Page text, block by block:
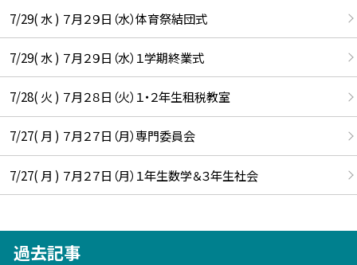
7/29( 水 ) ７月２９日（水）体育祭結団式
7/29( 水 ) ７月２９日（水）１学期終業式
7/28( 火 ) ７月２８日（火）１・２年生租税教室
7/27( 月 ) ７月２７日（月）専門委員会
7/27( 月 ) ７月２７日（月）１年生数学＆３年生社会
過去記事